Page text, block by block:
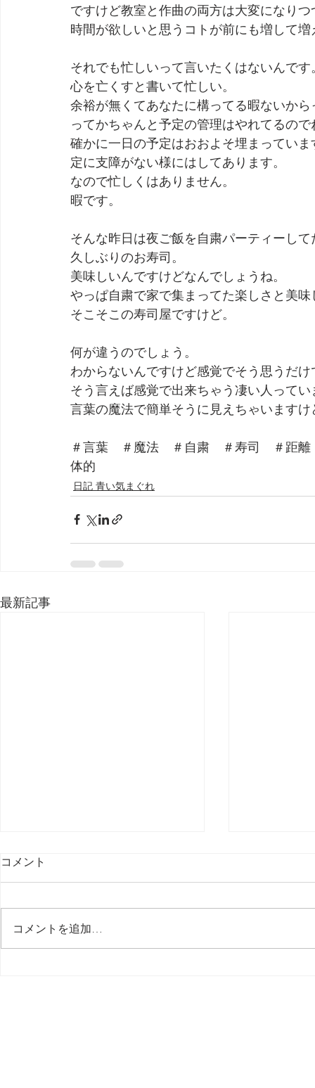
ですけど教室と作曲の両方は大変になり
時間が欲しいと思うコトが前にも増して
それでも忙しいって言いたくはないんです
心を亡くすと書いて忙しい。
余裕が無くてあなたに構ってる暇ないか
ってかちゃんと予定の管理はやれてるので
確かに一日の予定はおおよそ埋まってい
定に支障がない様にはしてあります。
なので忙しくはありません。
暇です。
そんな昨日は夜ご飯を自粛パーティーし
久しぶりのお寿司。
美味しいんですけどなんでしょうね。
やっぱ自粛で家で集まってた楽しさと美
そこそこの寿司屋ですけど。
何が違うのでしょう。
わからないんですけど感覚でそう思うだけ
そう言えば感覚で出来ちゃう凄い人って
言葉の魔法で簡単そうに見えちゃいます
＃言葉　＃魔法　＃自粛　＃寿司　＃距
体的
日記 青い気まぐれ
最新記事
最後の日記です
コメント
コメントを追加…